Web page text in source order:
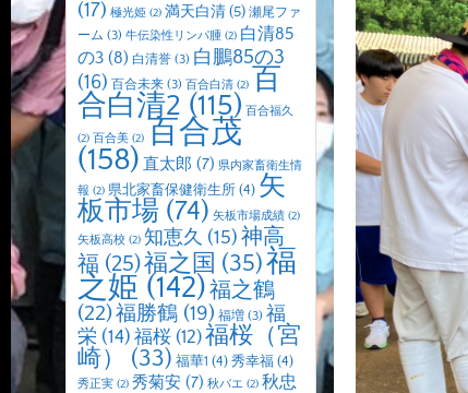
(17) 極光姫 (2) 満天白清(5) 瀬尾ファ
ーム (3) 牛伝染性リンパ腫 (2) 白清85
の3 (8) 白清誉 (3) 白鵬85の3
(16) 百合未来 (3) 百合白清 (2) 百
合白清2 (115) 百合福久
(2) 百合美 (2)
百合茂
(158) 直太郎 (7) 県内家畜衛生情
報 (2) 県北家畜保健衛生所 (4) 矢
板市場 (74) 矢板市場成績 (2)
矢板高校 (2) 知恵久 (15) 神高
福 (25)福之国 (35)福
之姫 (142)福之鶴
(22)福勝鶴 (19) 福増 (3) 福
栄 (14) 福桜 (12)福桜（宮
崎）
(33) 福華1 (4) 秀幸福 (4)
秀正実 (2) 秀菊安 (7) 秋バエ (2) 秋忠